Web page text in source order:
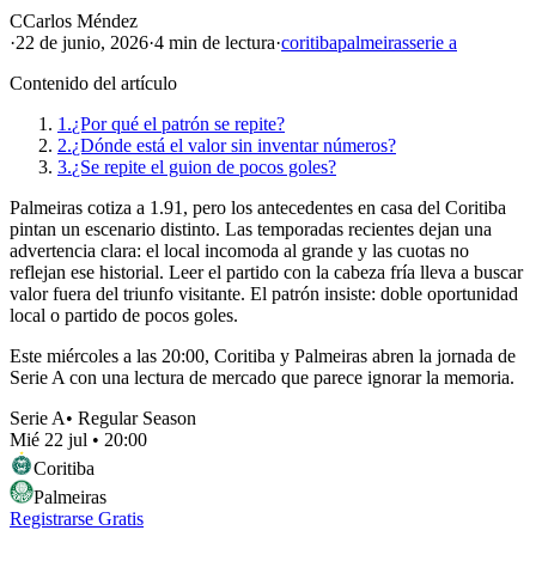
CCarlos Méndez
·22 de junio, 2026·4 min de lectura·coritibapalmeirasserie a
Contenido del artículo
1.¿Por qué el patrón se repite?
2.¿Dónde está el valor sin inventar números?
3.¿Se repite el guion de pocos goles?
Palmeiras cotiza a 1.91, pero los antecedentes en casa del Coritiba
pintan un escenario distinto. Las temporadas recientes dejan una
advertencia clara: el local incomoda al grande y las cuotas no
reflejan ese historial. Leer el partido con la cabeza fría lleva a buscar
valor fuera del triunfo visitante. El patrón insiste: doble oportunidad
local o partido de pocos goles.
Este miércoles a las 20:00, Coritiba y Palmeiras abren la jornada de
Serie A con una lectura de mercado que parece ignorar la memoria.
Serie A• Regular Season
Mié 22 jul • 20:00
Coritiba
Palmeiras
Registrarse Gratis